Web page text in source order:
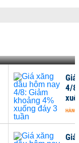
Giá
4/
HÀNG
Giá